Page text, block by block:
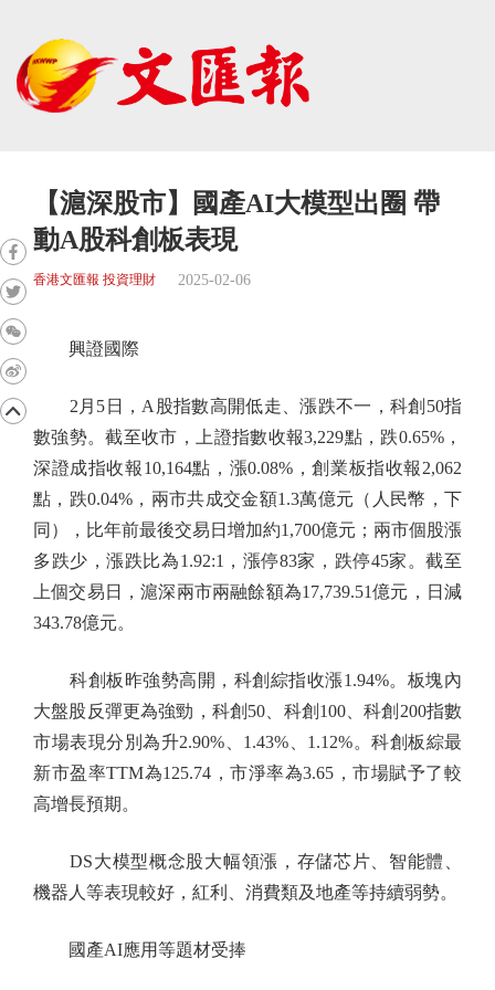
【滬深股市】國產AI大模型出圈 帶
動A股科創板表現
香港文匯報 投資理財 2025-02-06
興證國際
2月5日，A股指數高開低走、漲跌不一，科創50指
數強勢。截至收市，上證指數收報3,229點，跌0.65%，
深證成指收報10,164點，漲0.08%，創業板指收報2,062
點，跌0.04%，兩市共成交金額1.3萬億元（人民幣，下
同），比年前最後交易日增加約1,700億元；兩市個股漲
多跌少，漲跌比為1.92:1，漲停83家，跌停45家。截至
上個交易日，滬深兩市兩融餘額為17,739.51億元，日減
343.78億元。
科創板昨強勢高開，科創綜指收漲1.94%。板塊內
大盤股反彈更為強勁，科創50、科創100、科創200指數
市場表現分別為升2.90%、1.43%、1.12%。科創板綜最
新市盈率TTM為125.74，市淨率為3.65，市場賦予了較
高增長預期。
DS大模型概念股大幅領漲，存儲芯片、智能體、
機器人等表現較好，紅利、消費類及地產等持續弱勢。
國產AI應用等題材受捧